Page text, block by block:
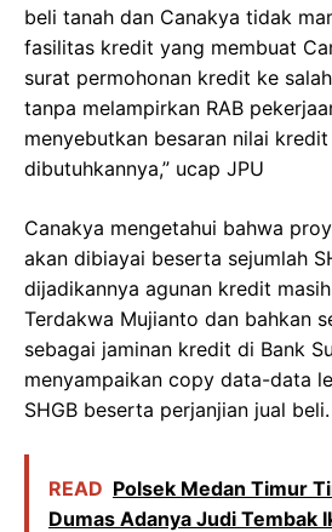
beli tanah dan Canakya tidak
fasilitas kredit yang membuat
surat permohonan kredit ke
tanpa melampirkan RAB
menyebutkan besaran nilai
dibutuhkannya,” ucap JPU
Canakya mengetahui bahwa
akan dibiayai beserta sejumlah
dijadikannya agunan kredit
Terdakwa Mujianto dan bahkan
sebagai jaminan kredit di Bank
menyampaikan copy data-data
SHGB beserta perjanjian jual beli.
READ Polsek Medan Timur
Dumas Adanya Judi Tembak